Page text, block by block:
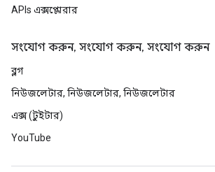
APIs এক্সপ্লোরার
সংযোগ করুন, সংযোগ করুন, সংযোগ করুন
ব্লগ
নিউজলেটার, নিউজলেটার, নিউজলেটার
এক্স (টুইটার)
YouTube